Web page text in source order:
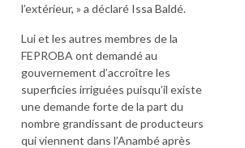
l’extérieur, » a déclaré Issa Baldé.
Lui et les autres membres de la
FEPROBA ont demandé au
gouvernement d’accroître les
superficies irriguées puisqu’il existe
une demande forte de la part du
nombre grandissant de producteurs
qui viennent dans l’Anambé après